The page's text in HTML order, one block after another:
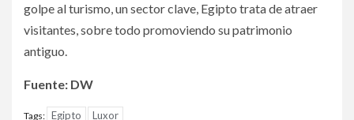
golpe al turismo, un sector clave, Egipto trata de atraer
visitantes, sobre todo promoviendo su patrimonio
antiguo.
Fuente: DW
Tags: Egipto Luxor